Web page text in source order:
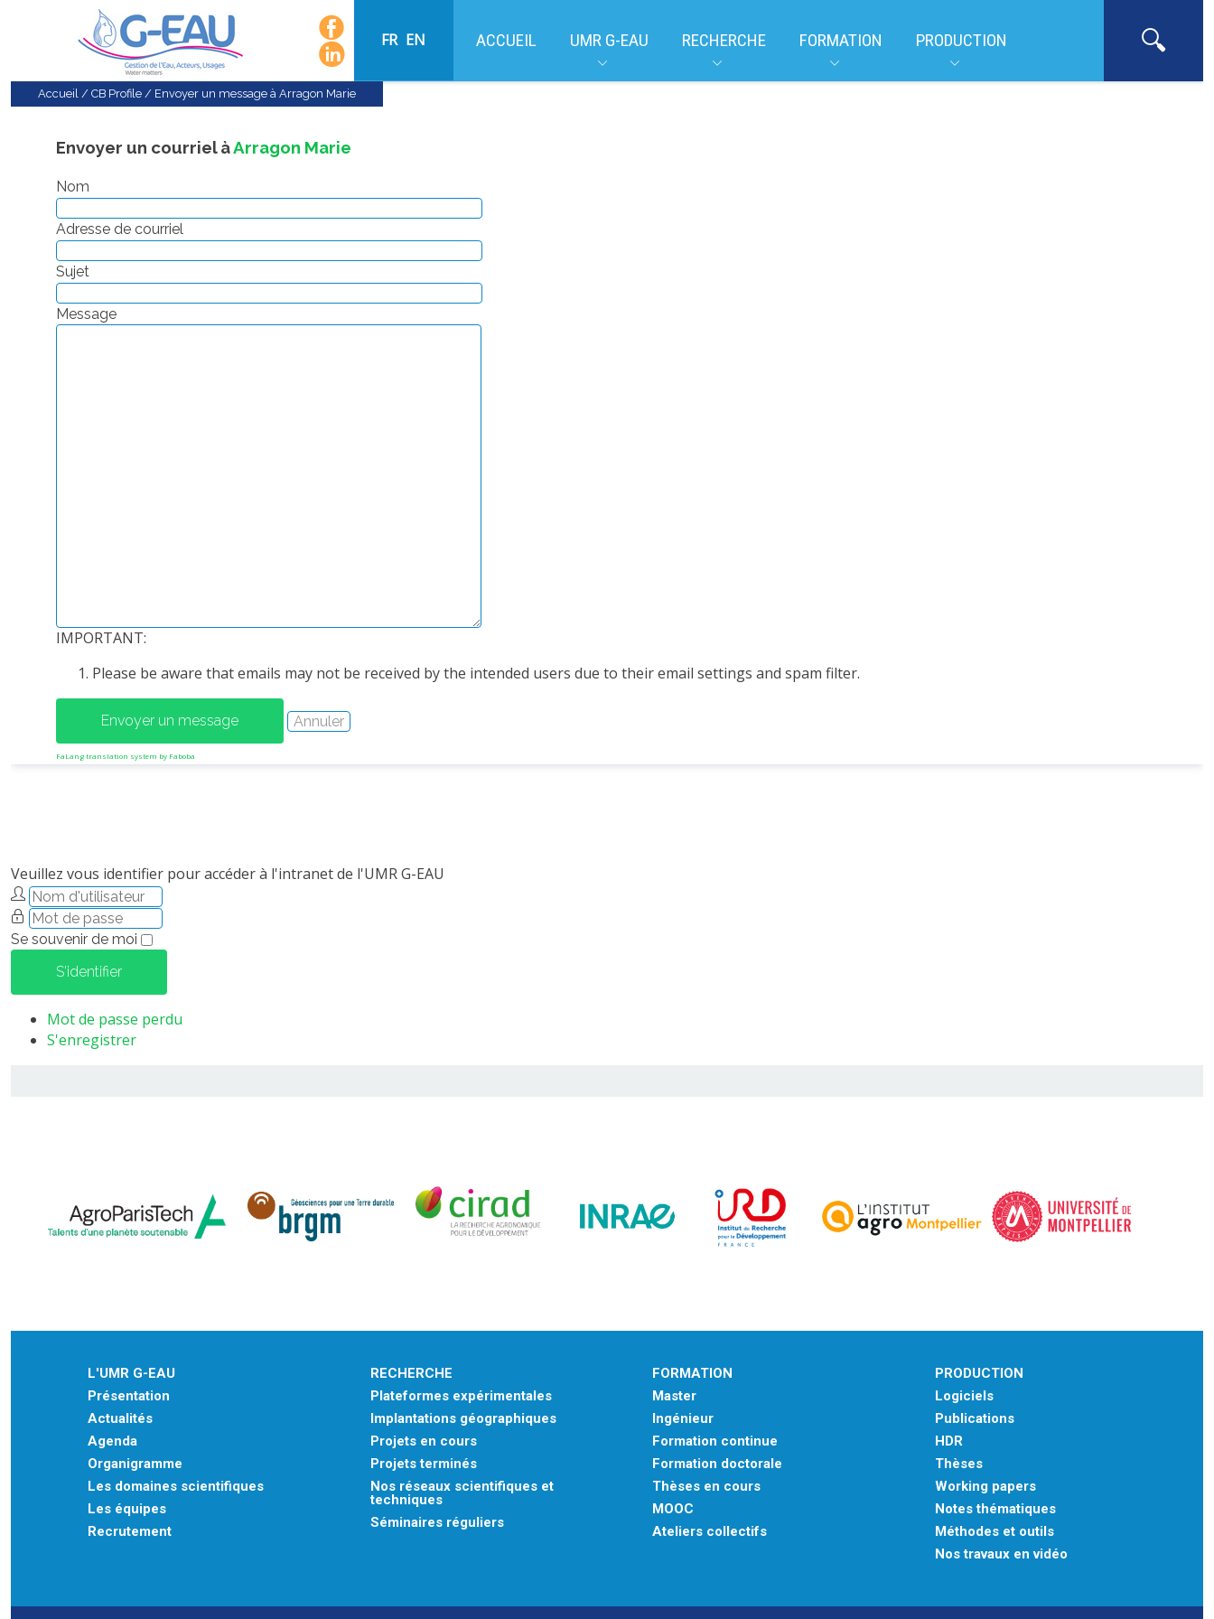
FR EN ACCUEIL UMR G-EAU RECHERCHE FORMATION PRODUCTION
Accueil / CB Profile / Envoyer un message à Arragon Marie
Envoyer un courriel àArragon Marie
Nom
Adresse de courriel
Sujet
Message
IMPORTANT:
Please be aware that emails may not be received by the intended users due to their email settings and spam filter.
FaLang translation system by Faboba
Veuillez vous identifier pour accéder à l'intranet de l'UMR G-EAU
Se souvenir de moi
S'identifier
Mot de passe perdu
S'enregistrer
L'UMR G-EAU
Présentation
Actualités
Agenda
Organigramme
Les domaines scientifiques
Les équipes
Recrutement
RECHERCHE
Plateformes expérimentales
Implantations géographiques
Projets en cours
Projets terminés
Nos réseaux scientifiques et
techniques
Séminaires réguliers
FORMATION
Master
Ingénieur
Formation continue
Formation doctorale
Thèses en cours
MOOC
Ateliers collectifs
PRODUCTION
Logiciels
Publications
HDR
Thèses
Working papers
Notes thématiques
Méthodes et outils
Nos travaux en vidéo